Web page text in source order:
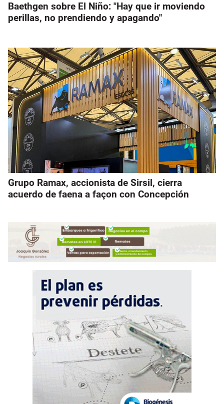
Baethgen sobre El Niño: "Hay que ir moviendo
perillas, no prendiendo y apagando"
Grupo Ramax, accionista de Sirsil, cierra
acuerdo de faena a façon con Concepción